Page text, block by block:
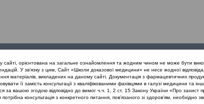
проекту
раціональна АБ терапія (Вінниця, 20.04.2019)
сайті, орієнтована на загальне ознайомлення та жодним чином не може бути
У зв’язку з цим, Сайт «Школи доказової медицини» не несе жодної
матеріалів, викладених на даному сайті. Документація з фармацевтичних
її замість консультації з кваліфікованими фахівцями в галузі медицини та
за вашою згодою відповідно до вимог ч.ч. 1, 2 ст. 15 Закону України «Про захист
консультація з конкретного питання, пов’язаного зі здоров’ям, необхідно